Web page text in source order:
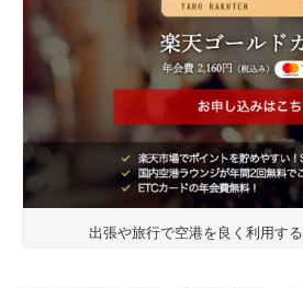
出張や旅行で空港を良く利用す